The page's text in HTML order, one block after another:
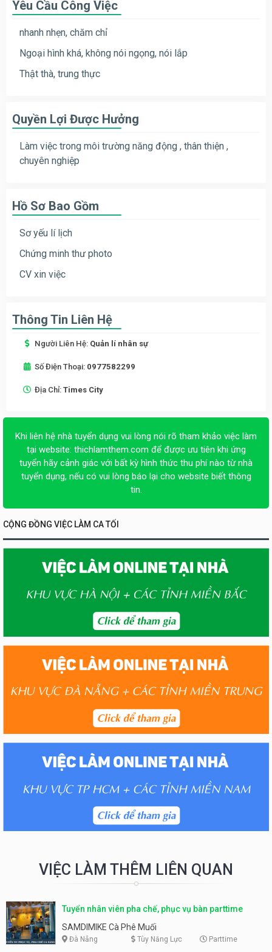
Yêu Cầu Công Việc
nhanh nhẹn, chăm chỉ
Ngoại hình khá, không nói ngọng, nói lắp
Thật thà, trung thực
Quyền Lợi Được Hưởng
Làm việc trong môi trường năng động , thân thiện ,
chuyên nghiệp
Hồ Sơ Bao Gồm
Sơ yếu lí lịch
Chứng minh thư photo
CV xin việc
Thông Tin Liên Hệ
Người Liên Hệ: Quản lí nhân sự
Số Điện Thoại: 0977582299
Địa Chỉ: Times City
Khi liên hệ nhà tuyển dụng vui lòng nói rõ tham khảo việc làm
tại website: thichlamthem.com để được ưu tiên khi ứng
tuyển hãy cảnh giác với bất kỳ hình thức thu phí nào từ nhà
tuyển dụng, nếu có vui lòng báo lại cho website biết thông
tin.
CỘNG ĐỒNG VIỆC LÀM CA TỐI
VIỆC LÀM THÊM LIÊN QUAN
Tuyển nhân viên pha chế, phục vụ bàn parttime
SAMDIMIKE Cà Phê Muối
Đà Nẵng Tùy Năng Lực Parttime